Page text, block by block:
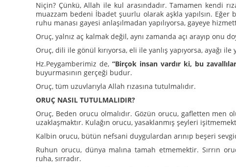
Niçin? Çünkü, Allah ile kul arasındadır. Tamamen kendi
muazzam bedeni İbadet şuurlu olarak aşkla yapılsın.
ruhu manası gayesi anlaşılmadan yapılıyorsa, gayeye
Oruç, yalnız aç kalmak değil, aynı zamanda açı arayıp onu
Oruç, dili ile gönül kırıyorsa, eli ile yanlış yapıyorsa, ayağı
Hz.Peygamberimiz de,“Birçok insan vardır ki, bu
buyurmasının gerçeği budur.
Oruç, tüm uzuvlarıyla Allah rızasına tutulmalıdır.
ORUÇ NASIL TUTULMALIDIR?
Oruç, Beden orucu olmalıdır. Gözün orucu, gafletten men
uzaklaşmaktır. Kulağın orucu, yasaklanmış şeyleri
Kalbin orucu, bütün nefsani duygulardan arınıp beşeri
Ruhun orucu, dünya malına tamah etmemektir. Sırrın
ruha, sırradır.